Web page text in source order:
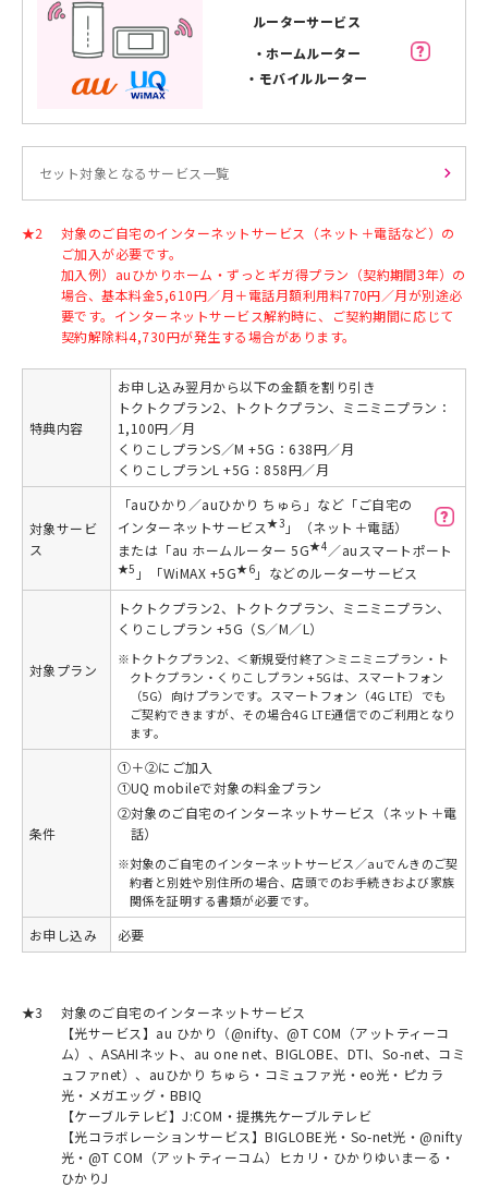
ルーターサービス
・ホームルーター
・モバイルルーター
セット対象となるサービス一覧
★2
対象のご自宅のインターネットサービス（ネット＋電話など）の
ご加入が必要です。
加入例）auひかりホーム・ずっとギガ得プラン（契約期間3年）の
場合、基本料金5,610円／月＋電話月額利用料770円／月が別途必
要です。インターネットサービス解約時に、ご契約期間に応じて
契約解除料4,730円が発生する場合があります。
特典内容
お申し込み翌月から以下の金額を割り引き
トクトクプラン2、トクトクプラン、ミニミニプラン：
1,100円／月
くりこしプランS／M +5G：638円／月
くりこしプランL +5G：858円／月
対象サービ
ス
「auひかり／auひかり ちゅら」など「ご自宅の
インターネットサービス★3 」（ネット＋電話）
または「au ホームルーター 5G★4 ／auスマートポート
★5 」「WiMAX +5G★6 」などのルーターサービス
対象プラン
トクトクプラン2、トクトクプラン、ミニミニプラン、
くりこしプラン +5G（S／M／L）
※ トクトクプラン2、＜新規受付終了＞ミニミニプラン・ト
クトクプラン・くりこしプラン +5Gは、スマートフォン
（5G）向けプランです。スマートフォン（4G LTE）でも
ご契約できますが、その場合4G LTE通信でのご利用となり
ます。
条件
①＋②にご加入
①UQ mobileで対象の料金プラン
②対象のご自宅のインターネットサービス（ネット＋電
話）
※対象のご自宅のインターネットサービス／auでんきのご契
約者と別姓や別住所の場合、店頭でのお手続きおよび家族
関係を証明する書類が必要です。
お申し込み 必要
★3
対象のご自宅のインターネットサービス
【光サービス】au ひかり（@nifty、@T COM（アットティーコ
ム）、ASAHIネット、au one net、BIGLOBE、DTI、So-net、コミ
ュファnet）、auひかり ちゅら・コミュファ光・eo光・ピカラ
光・メガエッグ・BBIQ
【ケーブルテレビ】J:COM・提携先ケーブルテレビ
【光コラボレーションサービス】BIGLOBE光・So-net光・@nifty
光・@T COM（アットティーコム）ヒカリ・ひかりゆいまーる・
ひかりJ